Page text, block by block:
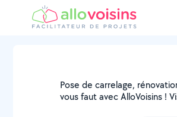
Pose de carrelage,
vous faut avec AlloVoisins !